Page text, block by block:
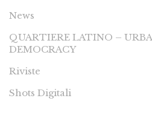
News
QUARTIERE LATINO –
DEMOCRACY
Riviste
Shots Digitali